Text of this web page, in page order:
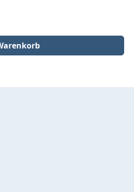
um die Anzahl zu erhöhen oder zu